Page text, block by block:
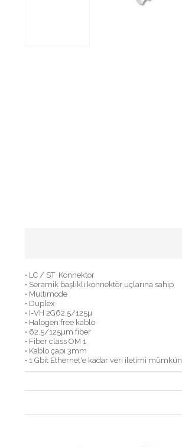
• LC / ST Konnektör
• Seramik başlıklı konnektör uçlarına sahip
• Multimode
• Duplex
• I-VH 2G62.5/125µ
• Halogen free kablo
• 62.5/125µm fiber
• Fiber class OM 1
• Kablo çapı 3mm
• 1 Gbit Ethernet'e kadar veri iletimi mümkün